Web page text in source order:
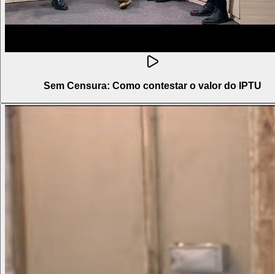
Sem Censura: Como contestar o valor do IPTU